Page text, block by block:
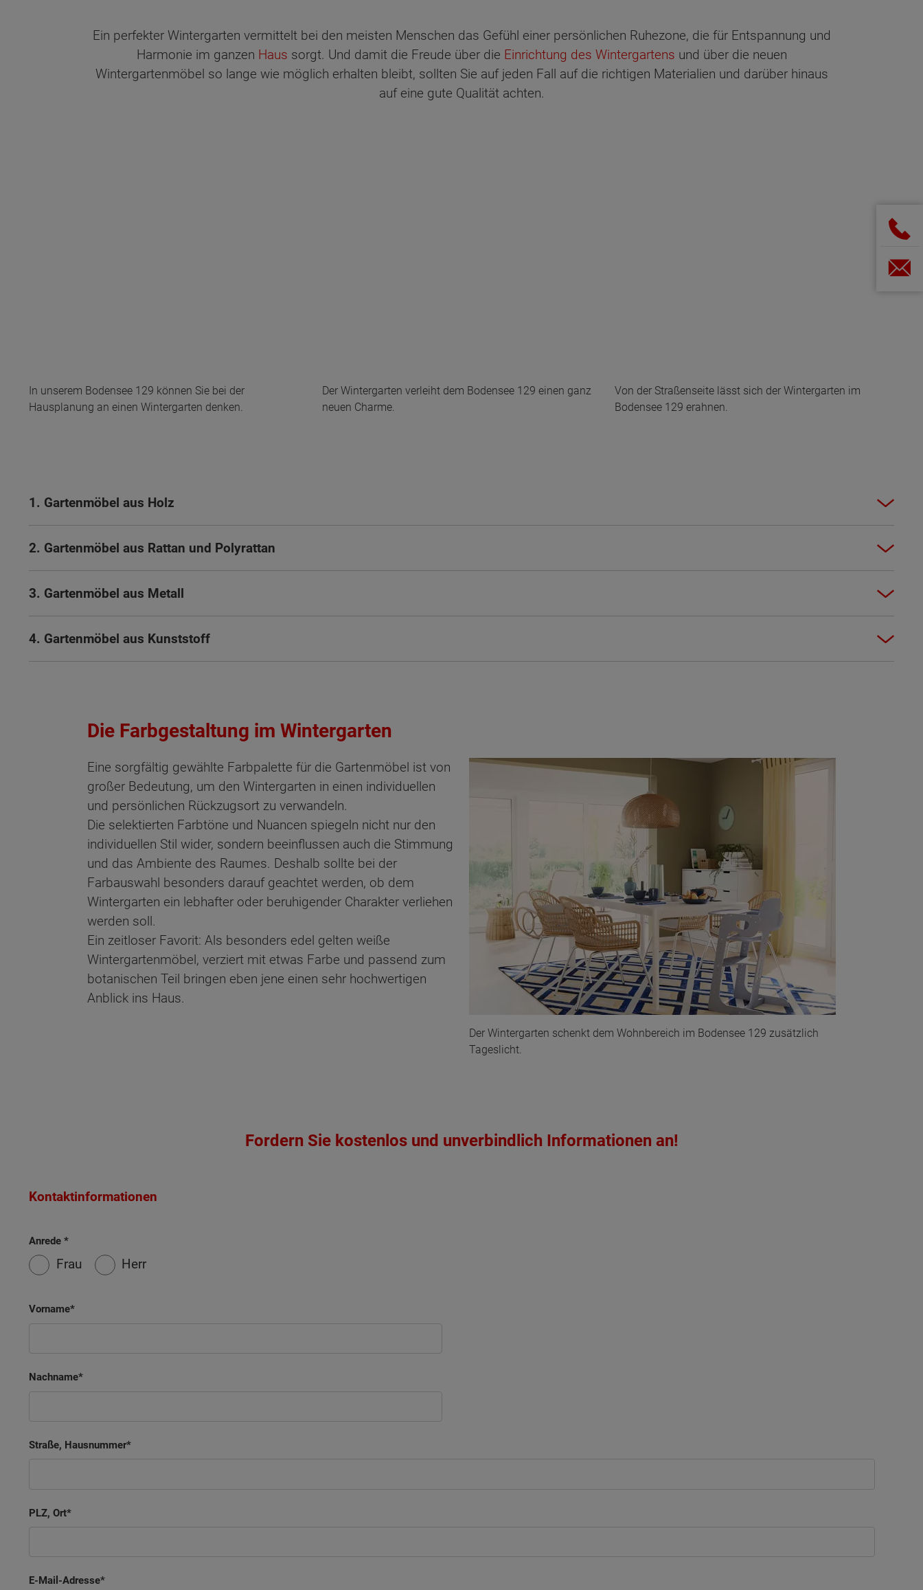
Ein perfekter Wintergarten vermittelt bei den meisten Menschen das Gefühl einer persönlichen Ruhezone, die für Entspannung und
Harmonie im ganzen Haus sorgt. Und damit die Freude über die Einrichtung des Wintergartens und über die neuen
Wintergartenmöbel so lange wie möglich erhalten bleibt, sollten Sie auf jeden Fall auf die richtigen Materialien und darüber hinaus
auf eine gute Qualität achten.
In unserem Bodensee 129 können Sie bei der
Hausplanung an einen Wintergarten denken.
Der Wintergarten verleiht dem Bodensee 129 einen ganz
neuen Charme.
Von der Straßenseite lässt sich der Wintergarten im
Bodensee 129 erahnen.
1. Gartenmöbel aus Holz
2. Gartenmöbel aus Rattan und Polyrattan
3. Gartenmöbel aus Metall
4. Gartenmöbel aus Kunststoff
Die Farbgestaltung im Wintergarten
Der Wintergarten schenkt dem Wohnbereich im Bodensee 129 zusätzlich
Tageslicht.
Eine sorgfältig gewählte Farbpalette für die Gartenmöbel ist von
großer Bedeutung, um den Wintergarten in einen individuellen
und persönlichen Rückzugsort zu verwandeln.
Die selektierten Farbtöne und Nuancen spiegeln nicht nur den
individuellen Stil wider, sondern beeinflussen auch die Stimmung
und das Ambiente des Raumes. Deshalb sollte bei der
Farbauswahl besonders darauf geachtet werden, ob dem
Wintergarten ein lebhafter oder beruhigender Charakter verliehen
werden soll.
Ein zeitloser Favorit: Als besonders edel gelten weiße
Wintergartenmöbel, verziert mit etwas Farbe und passend zum
botanischen Teil bringen eben jene einen sehr hochwertigen
Anblick ins Haus.
Fordern Sie kostenlos und unverbindlich Informationen an!
Kontaktinformationen
Anrede
Frau Herr
Vorname
Nachname
Straße, Hausnummer
PLZ, Ort
E-Mail-Adresse